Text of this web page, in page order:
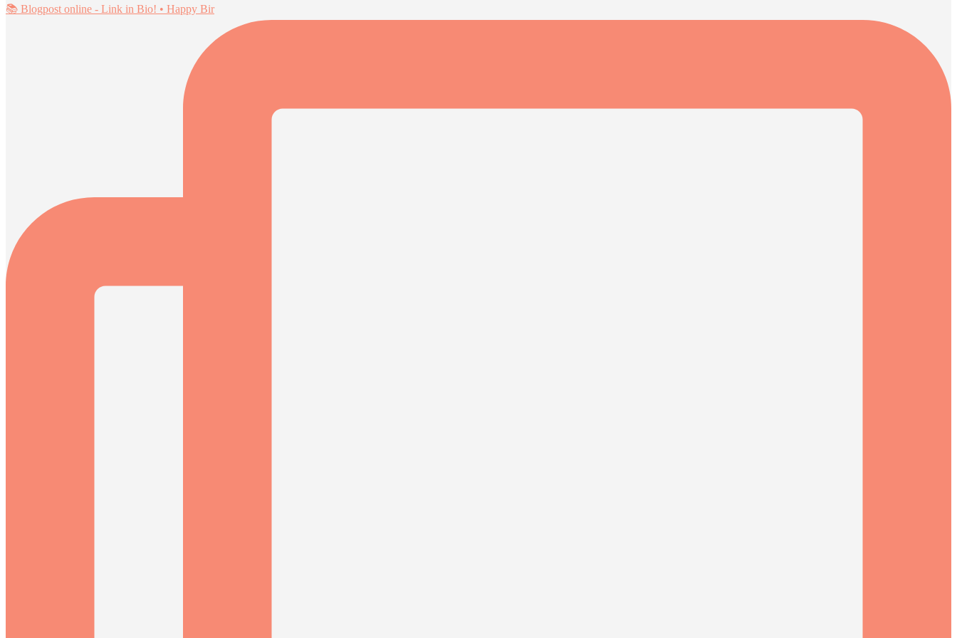
📚 Blogpost online - Link in Bio! • Happy Bir